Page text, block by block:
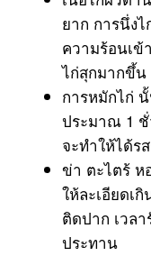
ยาก การนึ่ง
ความร้อนเข้
ไก่สุกมากขึ้น
การหมักไก่
ประมาณ 1 ชั่
จะทำให้ได้ร
ข่า ตะไตร้ ห
ให้ละเอียดเ
ติดปาก เวล
ประทาน